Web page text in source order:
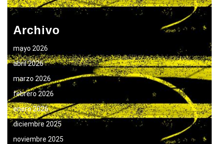
Archivo
mayo 2026
abril 2026
marzo 2026
febrero 2026
enero 2026
diciembre 2025
noviembre 2025